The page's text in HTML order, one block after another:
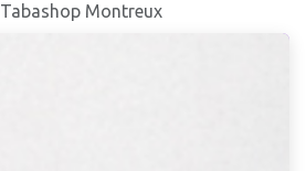
Tabashop Montreux